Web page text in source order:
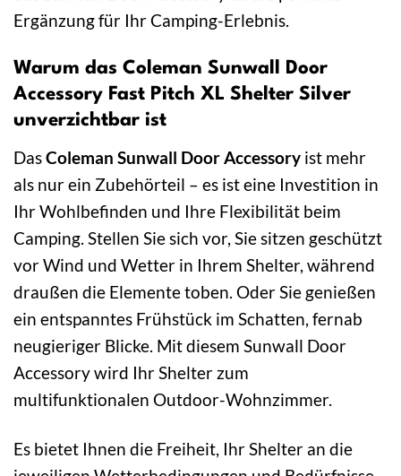
Ergänzung für Ihr Camping-Erlebnis.
Warum das Coleman Sunwall Door
Accessory Fast Pitch XL Shelter Silver
unverzichtbar ist
DasColeman Sunwall Door Accessory ist mehr
als nur ein Zubehörteil – es ist eine Investition in
Ihr Wohlbefinden und Ihre Flexibilität beim
Camping. Stellen Sie sich vor, Sie sitzen geschützt
vor Wind und Wetter in Ihrem Shelter, während
draußen die Elemente toben. Oder Sie genießen
ein entspanntes Frühstück im Schatten, fernab
neugieriger Blicke. Mit diesem Sunwall Door
Accessory wird Ihr Shelter zum
multifunktionalen Outdoor-Wohnzimmer.
Es bietet Ihnen die Freiheit, Ihr Shelter an die